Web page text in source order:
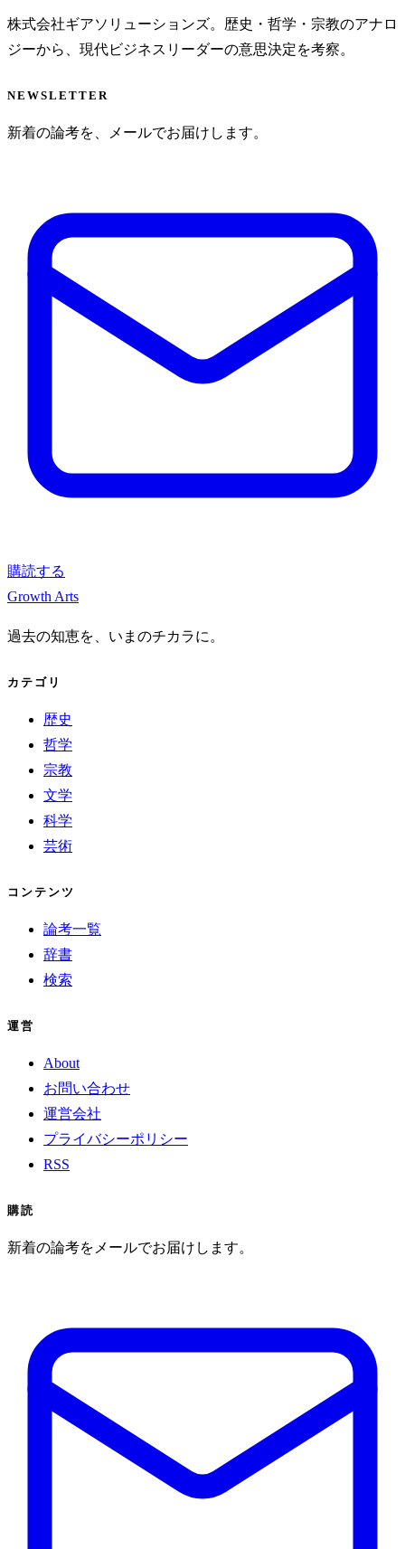
株式会社ギアソリューションズ。歴史・哲学・宗教のアナロ
ジーから、現代ビジネスリーダーの意思決定を考察。
NEWSLETTER
新着の論考を、メールでお届けします。
購読する
Growth Arts
過去の知恵を、いまのチカラに。
カテゴリ
歴史
哲学
宗教
文学
科学
芸術
コンテンツ
論考一覧
辞書
検索
運営
About
お問い合わせ
運営会社
プライバシーポリシー
RSS
購読
新着の論考をメールでお届けします。